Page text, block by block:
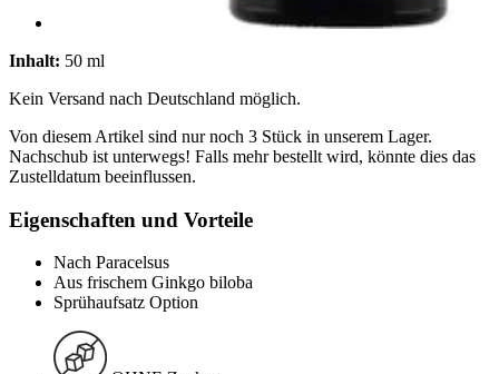
Inhalt: 50 ml
Kein Versand nach Deutschland möglich.
Von diesem Artikel sind nur noch 3 Stück in unserem Lager.
Nachschub ist unterwegs! Falls mehr bestellt wird, könnte dies das
Zustelldatum beeinflussen.
Eigenschaften und Vorteile
Nach Paracelsus
Aus frischem Ginkgo biloba
Sprühaufsatz Option